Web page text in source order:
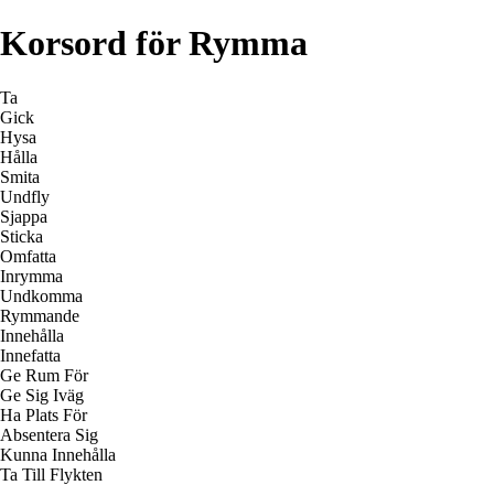
Korsord för Rymma
Ta
Gick
Hysa
Hålla
Smita
Undfly
Sjappa
Sticka
Omfatta
Inrymma
Undkomma
Rymmande
Innehålla
Innefatta
Ge Rum För
Ge Sig Iväg
Ha Plats För
Absentera Sig
Kunna Innehålla
Ta Till Flykten